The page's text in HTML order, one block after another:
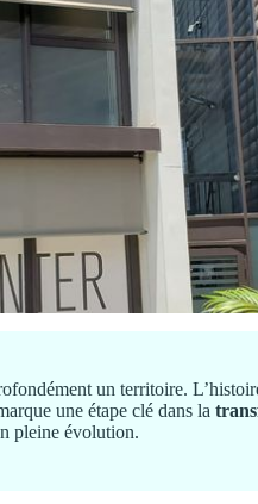
un territoire.
une étape clé dans la
pleine évolution.